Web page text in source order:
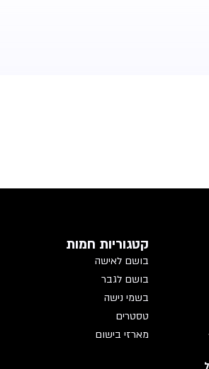
.
קטגוריות חמות
בושם לאישה
בושם לגבר
בשמי נישה
טסטרים
מארזי בישום